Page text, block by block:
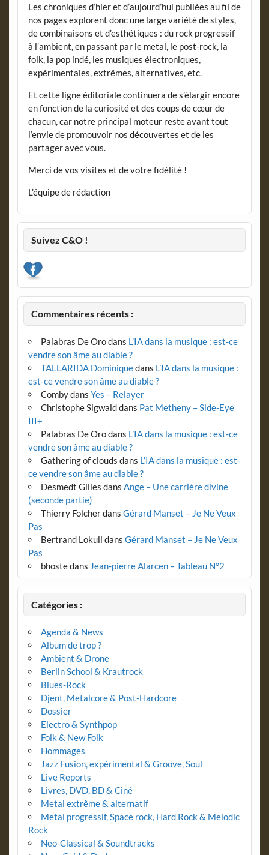
Les chroniques d’hier et d’aujourd’hui publiées au fil de
nos pages explorent donc une large variété de styles,
de combinaisons et d’esthétiques : du rock progressif
à l’ambient, en passant par le metal, le post-rock, la
folk, la pop indé, les musiques électroniques,
expérimentales, extrêmes, alternatives, etc.
Et cette ligne éditoriale continuera de s’élargir encore
en fonction de la curiosité et des coups de cœur de
chacun, car notre principal moteur reste avant tout
l’envie de promouvoir nos découvertes et de les
partager avec vous.
Merci de vos visites et de votre fidélité !
L’équipe de rédaction
Suivez C&O !
Commentaires récents :
Palabras De Orodans L’IA dans la musique : est-ce
vendre son âme au diable ?
TALLARIDA Dominiquedans L’IA dans la musique :
est-ce vendre son âme au diable ?
Combydans Yes – Relayer
Christophe Sigwalddans Pat Metheny – Side-Eye
III+
Palabras De Orodans L’IA dans la musique : est-ce
vendre son âme au diable ?
Gathering of clouds dans L’IA dans la musique : est-
ce vendre son âme au diable ?
Desmedt Gilles dans Ange – Une carrière divine
(seconde partie)
Thierry Folcherdans Gérard Manset – Je Ne Veux
Pas
Bertrand Lokuli dans Gérard Manset – Je Ne Veux
Pas
bhostedans Jean-pierre Alarcen – Tableau N°2
Catégories :
Agenda & News
Album de trop ?
Ambient & Drone
Berlin School & Krautrock
Blues-Rock
Djent, Metalcore & Post-Hardcore
Dossier
Electro & Synthpop
Folk & New Folk
Hommages
Jazz Fusion, expérimental & Groove, Soul
Live Reports
Livres, DVD, BD & Ciné
Metal extrême & alternatif
Metal progressif, Space rock, Hard Rock & Melodic
Rock
Neo-Classical & Soundtracks